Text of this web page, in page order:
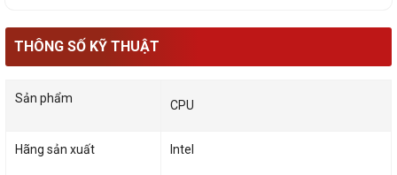
THÔNG SỐ KỸ THUẬT
Sản phẩm CPU
Hãng sản xuất Intel